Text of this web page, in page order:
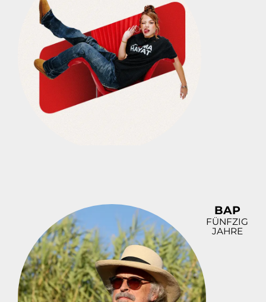
BAP
FÜNFZIG
JAHRE